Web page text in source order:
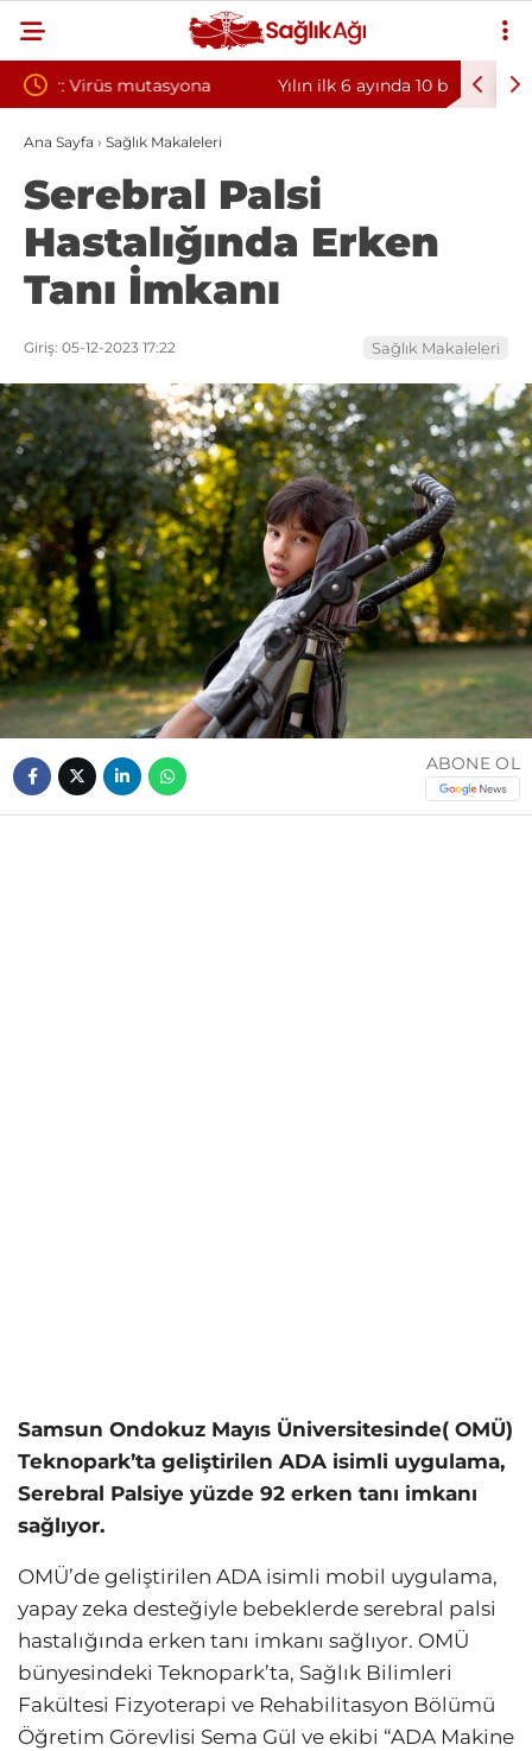
Yılın ilk 6 ayında 10 bini aşkın hasta hiperbarik
oksijen tedavisinden yararlandı
Diş eti
Ana Sayfa › Sağlık Makaleleri
Serebral Palsi
Hastalığında Erken
Tanı İmkanı
Giriş: 05-12-2023 17:22 Sağlık Makaleleri
ABONE OL
Samsun Ondokuz Mayıs Üniversitesinde( OMÜ)
Teknopark’ta geliştirilen ADA isimli uygulama,
Serebral Palsiye yüzde 92 erken tanı imkanı
sağlıyor.
OMÜ’de geliştirilen ADA isimli mobil uygulama,
yapay zeka desteğiyle bebeklerde serebral palsi
hastalığında erken tanı imkanı sağlıyor. OMÜ
bünyesindeki Teknopark’ta, Sağlık Bilimleri
Fakültesi Fizyoterapi ve Rehabilitasyon Bölümü
Öğretim Görevlisi Sema Gül ve ekibi “ADA Makine